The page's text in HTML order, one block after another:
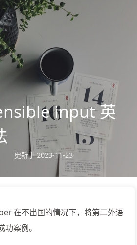
input 英
更新于 2023-11-23
在不出国的情况下，将第二外语
案例。